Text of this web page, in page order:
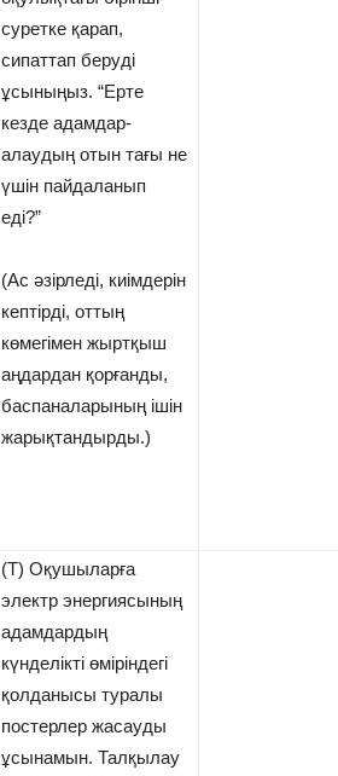
суретке қарап,
сипаттап беруді
ұсыныңыз. “Ерте
кезде адамдар­
алаудың отын тағы не
үшін пайдаланып
еді?”
(Ас әзірледі, киімдерін
кептірді, оттың
көмегімен жыртқыш
аңдардан қорғанды,
баспаналарының ішін
жарықтандырды.)
(Т) Оқушыларға
электр энергиясының
адамдардың
күнделікті өміріндегі
қолданысы туралы
постерлер жасауды
ұсынамын. Талқылау